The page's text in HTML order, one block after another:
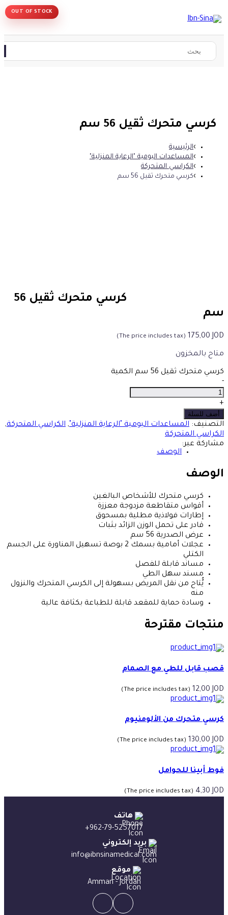
كرسي متحرك ثقيل 56 سم
الرئيسية
المساعدات اليومية "الرعاية المنزلية"
الكراسي المتحركة
كرسي متحرك ثقيل 56 سم
كرسي متحرك ثقيل 56
سم
175,00 JOD
(The price includes tax)
متاح بالمخزون
كرسي متحرك ثقيل 56 سم الكمية
-
+
أضف للسلة
التصنيف: المساعدات اليومية "الرعاية المنزلية", الكراسي المتحركة,
الكراسي المتحركة
مشاركة عبر:
الوصف
الوصف
كرسي متحرك للأشخاص البالغين
أقواس متقاطعة مزدوجة معززة
إطارات فولاذية مطلية بمسحوق
قادر على تحمل الوزن الزائد بثبات
عرض الصدرية 56 سم
عجلات أمامية بسمك 2 بوصة تسهيل المناورة على الجسم
الكتلي
مساند قابلة للفصل
مسند سهل الطي
يُُتاح من نقل المريض بسهولة إلى الكرسي المتحرك والنزول
منه
وسادة حماية للمقعد قابلة للطباعة بكثافة عالية
منتجات مقترحة
قصب قابل للطي مع الصمام
12,00 JOD
(The price includes tax)
OUT OF STOCK
كرسي متحرك من الألومنيوم
130,00JOD
(The price includes tax)
فوط أبينا للحوامل
4,30 JOD
(The price includes tax)
هاتف
+962-79-5257017
بريد إلكتروني
info@ibnsinamedical.com
موقع
Amman - Jordan